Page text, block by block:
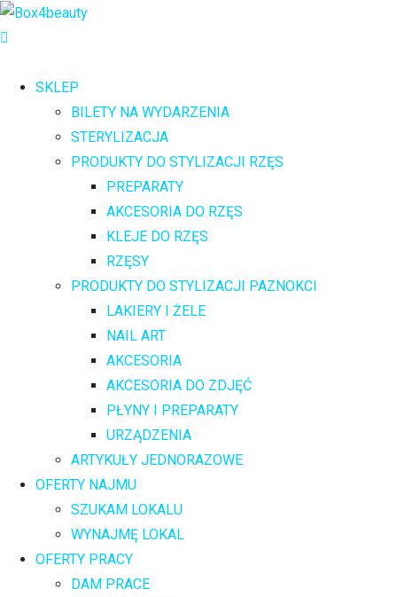
SKLEP
BILETY NA WYDARZENIA
STERYLIZACJA
PRODUKTY DO STYLIZACJI RZĘS
PREPARATY
AKCESORIA DO RZĘS
KLEJE DO RZĘS
RZĘSY
PRODUKTY DO STYLIZACJI PAZNOKCI
LAKIERY I ŻELE
NAIL ART
AKCESORIA
AKCESORIA DO ZDJĘĆ
PŁYNY I PREPARATY
URZĄDZENIA
ARTYKUŁY JEDNORAZOWE
OFERTY NAJMU
SZUKAM LOKALU
WYNAJMĘ LOKAL
OFERTY PRACY
DAM PRACE